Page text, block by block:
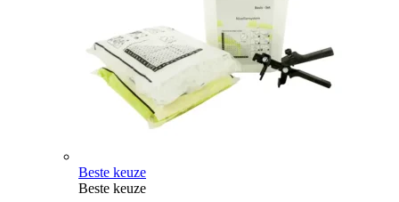
Beste keuze
Beste keuze